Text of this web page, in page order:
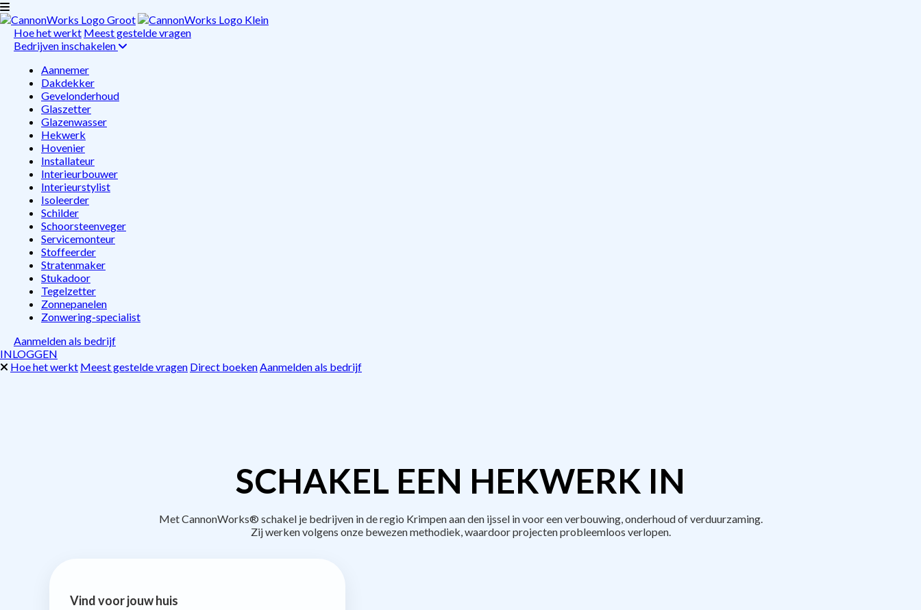
Hoe het werkt Meest gestelde vragen
Bedrijven inschakelen
Aannemer
Dakdekker
Gevelonderhoud
Glaszetter
Glazenwasser
Hekwerk
Hovenier
Installateur
Interieurbouwer
Interieurstylist
Isoleerder
Schilder
Schoorsteenveger
Servicemonteur
Stoffeerder
Stratenmaker
Stukadoor
Tegelzetter
Zonnepanelen
Zonwering-specialist
Aanmelden als bedrijf
INLOGGEN
Hoe het werkt Meest gestelde vragen Direct boekenAanmelden als bedrijf
SCHAKEL EEN HEKWERK IN
Met CannonWorks® schakel je bedrijven in de regio Krimpen aan den ijssel in voor een verbouwing, onderhoud of verduurzaming.
Zij werken volgens onze bewezen methodiek, waardoor projecten probleemloos verlopen.
Vind voor jouw huis